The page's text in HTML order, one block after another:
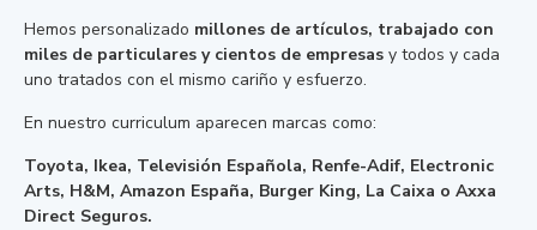
Hemos personalizado millones de artículos, trabajado con
miles de particulares y cientos de empresas y todos y cada
uno tratados con el mismo cariño y esfuerzo.
En nuestro curriculum aparecen marcas como:
Toyota, Ikea, Televisión Española, Renfe-Adif, Electronic
Arts, H&M, Amazon España, Burger King, La Caixa o Axxa
Direct Seguros.